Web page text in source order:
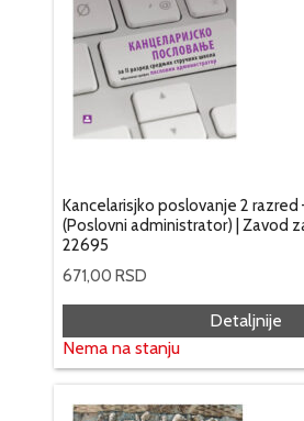
Kancelarisjko poslovanje 2 razred
(Poslovni administrator) | Zavod
22695
671,00 RSD
Detaljnije
Nema na stanju